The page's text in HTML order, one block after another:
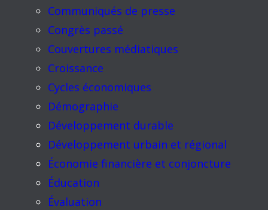
Communiqués de presse
Congrès passé
Couvertures médiatiques
Croissance
Cycles économiques
Démographie
Développement durable
Développement urbain et régional
Économie financière et conjoncture
Éducation
Évaluation